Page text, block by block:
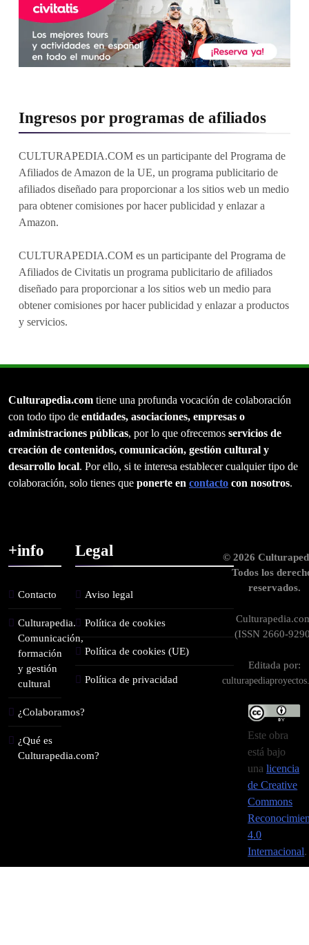
Ingresos por programas de afiliados
CULTURAPEDIA.COM es un participante del Programa de
Afiliados de Amazon de la UE, un programa publicitario de
afiliados diseñado para proporcionar a los sitios web un medio
para obtener comisiones por hacer publicidad y enlazar a
Amazon.
CULTURAPEDIA.COM es un participante del Programa de
Afiliados de Civitatis un programa publicitario de afiliados
diseñado para proporcionar a los sitios web un medio para
obtener comisiones por hacer publicidad y enlazar a productos
y servicios.
Culturapedia.com tiene una profunda vocación de colaboración
con todo tipo de entidades, asociaciones, empresas o
administraciones públicas, por lo que ofrecemos servicios de
creación de contenidos, comunicación, gestión cultural y
desarrollo local. Por ello, si te interesa establecer cualquier tipo de
colaboración, solo tienes que ponerte en contacto con nosotros.
+info
Contacto
Culturapedia.
Comunicación,
formación
y gestión
cultural
¿Colaboramos?
¿Qué es
Culturapedia.com?
Legal
Aviso legal
Política de cookies
Política de cookies (UE)
Política de privacidad
© 2026
Todos los
reservados.
(ISSN 2660-
Editada por:
Este obra
está bajo
unalicencia
de Creative
Commons
4.0
Internacional.